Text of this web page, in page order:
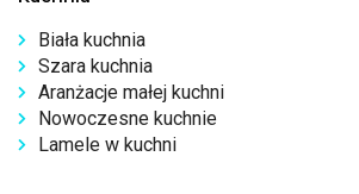
Biała kuchnia
Szara kuchnia
Aranżacje małej kuchni
Nowoczesne kuchnie
Lamele w kuchni